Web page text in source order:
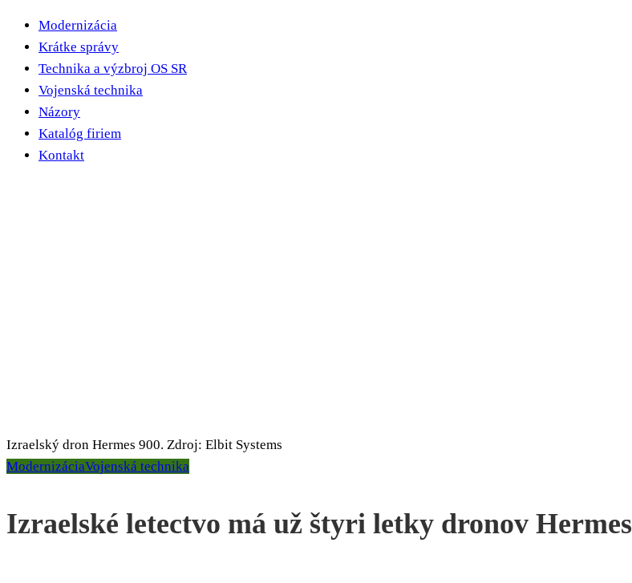
Modernizácia
Krátke správy
Technika a výzbroj OS SR
Vojenská technika
Názory
Katalóg firiem
Kontakt
Izraelský dron Hermes 900. Zdroj: Elbit Systems
ModernizáciaVojenská technika
Izraelské letectvo má už štyri letky dronov Hermes